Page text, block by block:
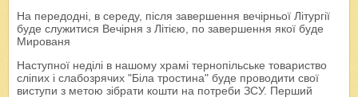
На передодні, в середу, після завершення вечірньої Літургії
буде служитися Вечірня з Літією, по завершення якої буде
Мированя
Наступної неділі в нашому храмі тернопільське товариство
сліпих і слабозрячих "Біла тростина" буде проводити свої
виступи з метою зібрати кошти на потреби ЗСУ. Перший